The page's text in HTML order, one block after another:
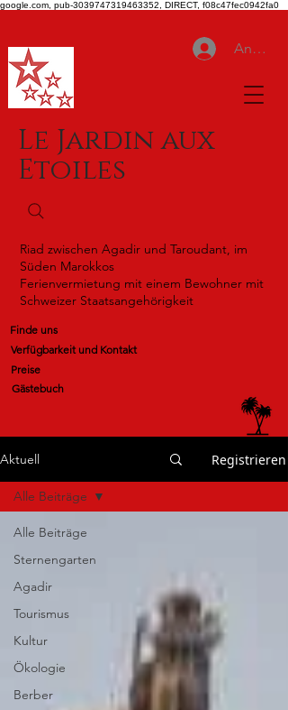
google.com, pub-3039747319463352, DIRECT, f08c47fec0942fa0
Le Jardin aux
Etoiles
Riad zwischen Agadir und Taroudant, im
Süden Marokkos
Ferienvermietung mit einem Bewohner mit
Schweizer Staatsangehörigkeit
Finde uns
Verfügbarkeit und Kontakt
Preise
Gästebuch
Aktuell Registrieren
Alle Beiträge
Sternengarten
Agadir
Tourismus
Kultur
Ökologie
Berber
Alle Beiträge